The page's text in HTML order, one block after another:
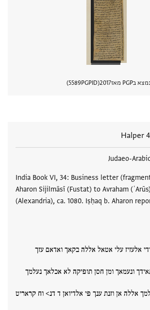
נמצא בPGP מאז 2017
PGPID
5589
Halper
Judaeo-
India Book VI, 34: Business letter
Aharon Sijilmāsī (Fustat) to Avraham
(Alexandria), ca. 1080. Iṣḥaq b. Aharon
אלעזיז עלי אטאל אללה בקאך ואדאם עזך
ונעמאך ומן חסן תופיקה לא אכלאך נעלמך
אללה אן וזנת ענך פי אלדיואן ד דנ> וח קראריט